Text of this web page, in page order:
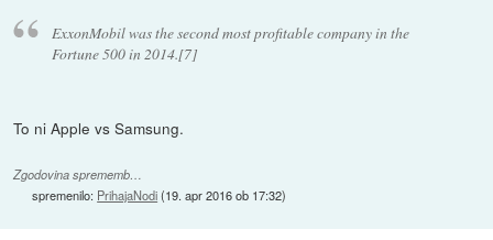
ExxonMobil was the second most profitable company in the
Fortune 500 in 2014.[7]
To ni Apple vs Samsung.
Zgodovina sprememb…
spremenilo: PrihajaNodi(19. apr 2016 ob 17:32)